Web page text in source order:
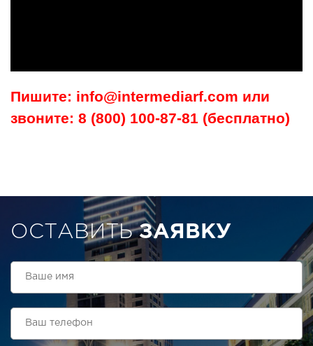
Пишите: info@intermediarf.com или
звоните: 8 (800) 100-87-81 (бесплатно)
ОСТАВИТЬЗАЯВКУ